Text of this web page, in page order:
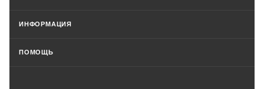
ИНФОРМАЦИЯ
ПОМОЩЬ